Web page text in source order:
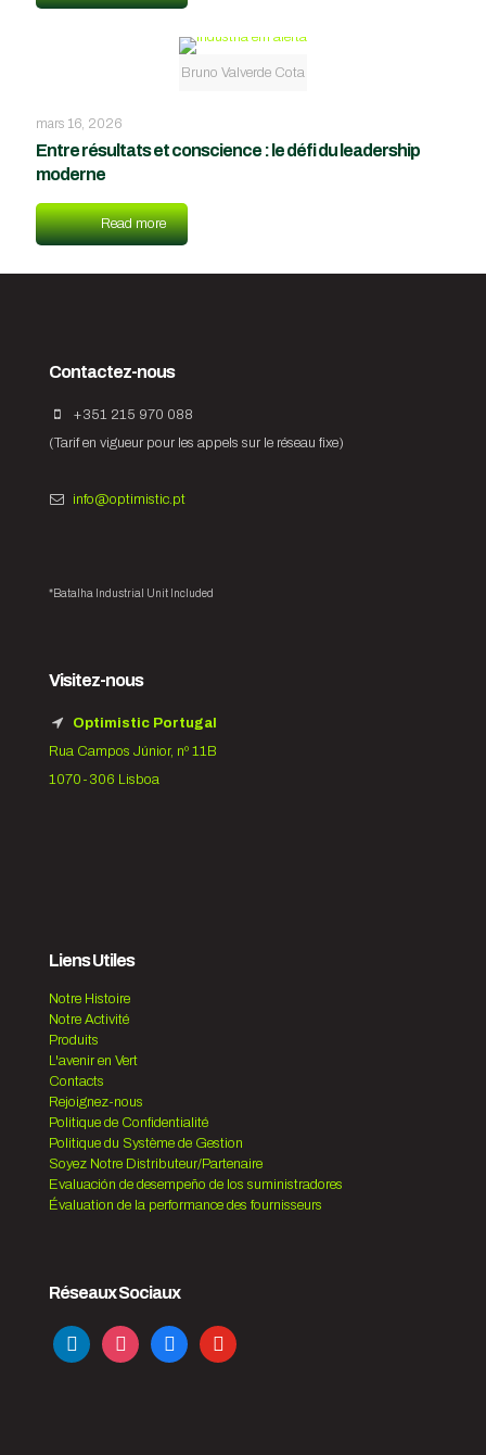
Bruno Valverde Cota
mars 16, 2026
Entre résultats et conscience : le défi du leadership
moderne
Read more
Contactez-nous
+351 215 970 088
(Tarif en vigueur pour les appels sur le réseau fixe)
info@optimistic.pt
*Batalha Industrial Unit Included
Visitez-nous
Optimistic Portugal
Rua Campos Júnior, nº 11B
1070-306 Lisboa
Liens Utiles
Notre Histoire
Notre Activité
Produits
L'avenir en Vert
Contacts
Rejoignez-nous
Politique de Confidentialité
Politique du Système de Gestion
Soyez Notre Distributeur/Partenaire
Evaluación de desempeño de los suministradores
Évaluation de la performance des fournisseurs
Réseaux Sociaux
linkedin instagramfacebookyoutube